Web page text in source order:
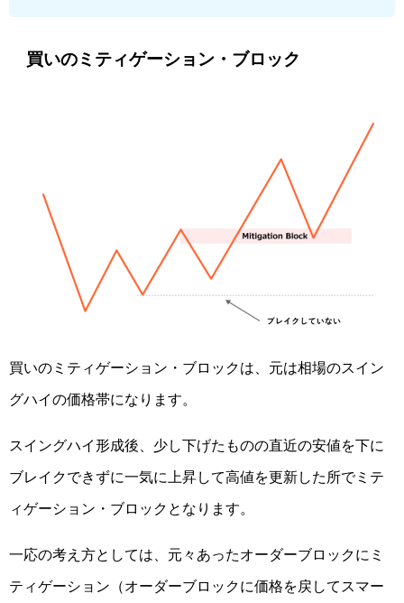
買いのミティゲーション・ブロック
買いのミティゲーション・ブロックは、元は相場のスイン
グハイの価格帯になります。
スイングハイ形成後、少し下げたものの直近の安値を下に
ブレイクできずに一気に上昇して高値を更新した所でミテ
ィゲーション・ブロックとなります。
一応の考え方としては、元々あったオーダーブロックにミ
ティゲーション（オーダーブロックに価格を戻してスマー